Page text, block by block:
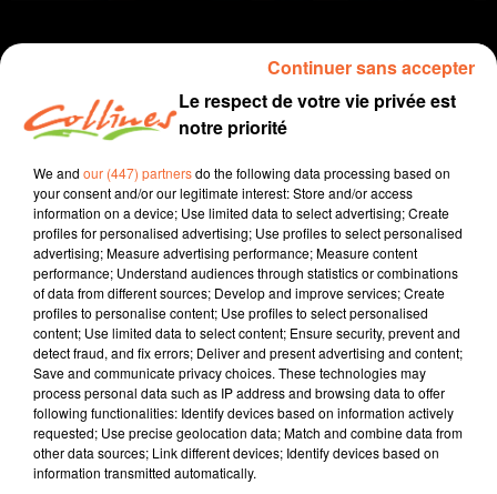
Infos
7 novembre 2022 - 14 min 54 sec
JOURNAL DU LUNDI 07 NOVEMBRE ( SOIR )
Patrice Bémanangy
L'info près de chez vous.
Football et cette affiche de prestige qui ravie les fans
du FC Nantes. En Ligue Europa les canaris seront
opposés à la Juventus en Fev prochain
Le député Jean Marie Fiévet en fin de semaine dernière
à La Mutualité Française Nouvelle-Aquitaine de
Bressuire.
La Ville de Thouars va d'ici deux ans proposer des
Le respect de votre vie privée est
notre priorité
We and our (447) partnersdo the following data processing based on
your consent and/or our legitimate interest: Store and/or access
information on a device; Use limited data to select advertising; Create
profiles for personalised advertising; Use profiles to select personalised
advertising; Measure advertising performance; Measure content
performance; Understand audiences through statistics or combinations
of data from different sources; Develop and improve services; Create
profiles to personalise content; Use profiles to select personalised
content; Use limited data to select content; Ensure security, prevent and
detect fraud, and fix errors; Deliver and present advertising and content;
Save and communicate privacy choices. These technologies may
process personal data such as IP address and browsing data to offer
following functionalities: Identify devices based on information actively
requested; Use precise geolocation data; Match and combine data from
other data sources; Link different devices; Identify devices based on
information transmitted automatically.
Continuer sans accepter